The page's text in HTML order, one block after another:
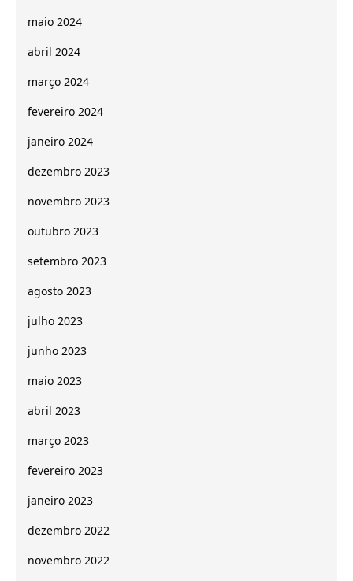
maio 2024
abril 2024
março 2024
fevereiro 2024
janeiro 2024
dezembro 2023
novembro 2023
outubro 2023
setembro 2023
agosto 2023
julho 2023
junho 2023
maio 2023
abril 2023
março 2023
fevereiro 2023
janeiro 2023
dezembro 2022
novembro 2022